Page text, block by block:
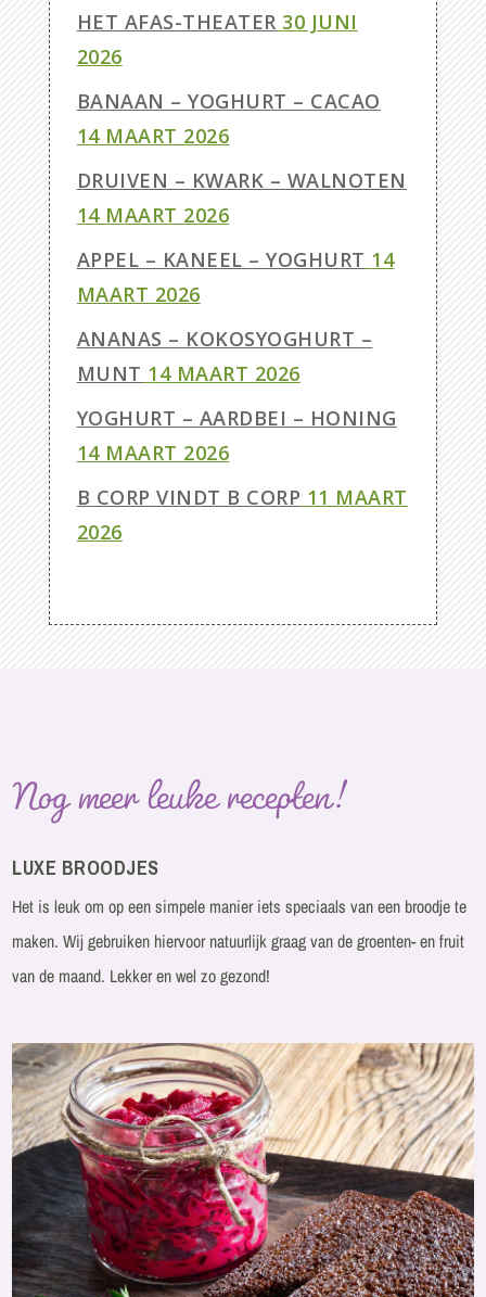
HET AFAS-THEATER 30 JUNI
2026
BANAAN – YOGHURT – CACAO
14 MAART 2026
DRUIVEN – KWARK – WALNOTEN
14 MAART 2026
APPEL – KANEEL – YOGHURT 14
MAART 2026
ANANAS – KOKOSYOGHURT –
MUNT 14 MAART 2026
YOGHURT – AARDBEI – HONING
14 MAART 2026
B CORP VINDT B CORP 11 MAART
2026
Nog meer leuke recepten!
LUXE BROODJES
Het is leuk om op een simpele manier iets speciaals van een broodje te
maken. Wij gebruiken hiervoor natuurlijk graag van de groenten- en fruit
van de maand. Lekker en wel zo gezond!